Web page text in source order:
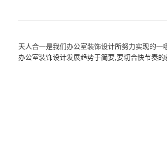
天人合一是我们办公室装饰设计所努力实现的
办公室装饰设计发展趋势于简要,要切合快节奏